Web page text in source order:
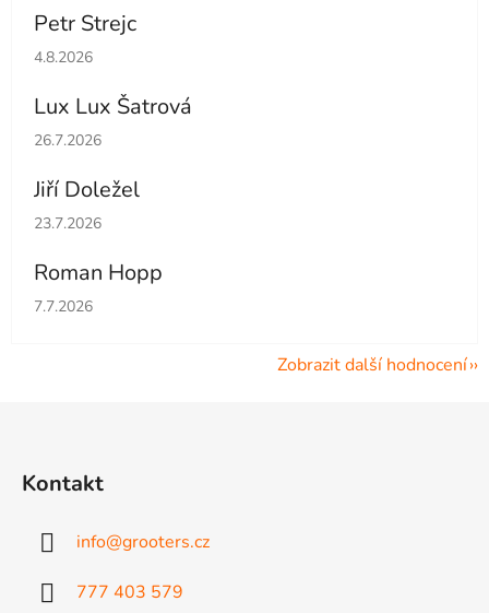
Petr Strejc
Hodnocení obchodu je 5 z 5 hvězdiček.
4.8.2026
Lux Lux Šatrová
Hodnocení obchodu je 5 z 5 hvězdiček.
26.7.2026
Jiří Doležel
Hodnocení obchodu je 5 z 5 hvězdiček.
23.7.2026
Roman Hopp
Hodnocení obchodu je 5 z 5 hvězdiček.
7.7.2026
Zobrazit další hodnocení
Kontakt
info@grooters.cz
777 403 579